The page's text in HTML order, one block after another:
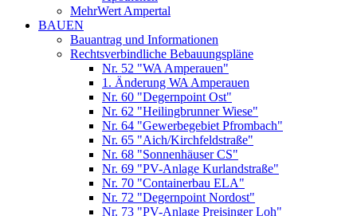
MehrWert Ampertal
BAUEN
Bauantrag und Informationen
Rechtsverbindliche Bebauungspläne
Nr. 52 "WA Amperauen"
1. Änderung WA Amperauen
Nr. 60 "Degernpoint Ost"
Nr. 62 "Heilingbrunner Wiese"
Nr. 64 "Gewerbegebiet Pfrombach"
Nr. 65 "Aich/Kirchfeldstraße"
Nr. 68 "Sonnenhäuser CS"
Nr. 69 "PV-Anlage Kurlandstraße"
Nr. 70 "Containerbau ELA"
Nr. 72 "Degernpoint Nordost"
Nr. 73 "PV-Anlage Preisinger Loh"